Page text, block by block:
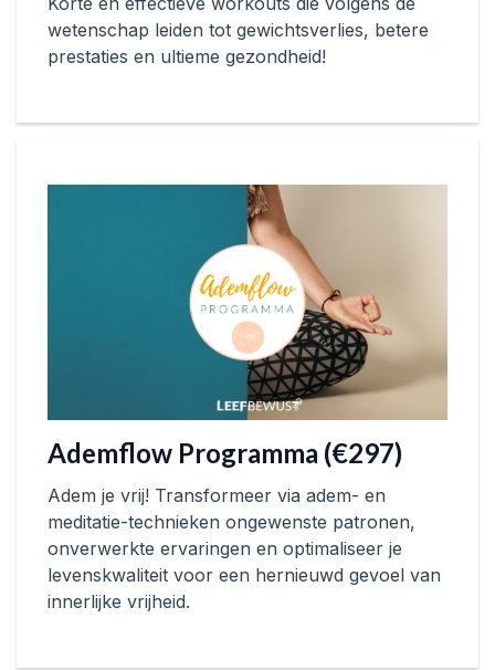
wetenschap leiden tot gewichtsverlies, betere
prestaties en ultieme gezondheid!
Ademflow Programma (€297)
Adem je vrij! Transformeer via adem- en
meditatie-technieken ongewenste patronen,
onverwerkte ervaringen en optimaliseer je
levenskwaliteit voor een hernieuwd gevoel van
innerlijke vrijheid.